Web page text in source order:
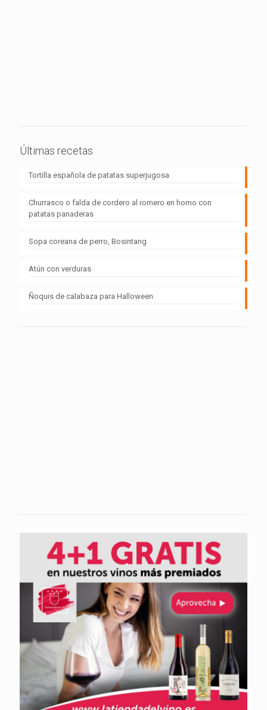
Últimas recetas
Tortilla española de patatas superjugosa
Churrasco o falda de cordero al romero en horno con
patatas panaderas
Sopa coreana de perro, Bosintang
Atún con verduras
Ñoquis de calabaza para Halloween